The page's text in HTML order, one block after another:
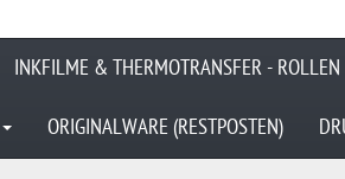
INKFILME & THERMOTRANSFER - ROLLEN
ORIGINALWARE (RESTPOSTEN)